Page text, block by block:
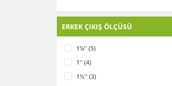
90 (3)
110 (2)
20 (2)
75 (2)
ERKEK ÇIKIŞ ÖLÇÜSÜ
1¼'' (5)
1'' (4)
1½'' (3)